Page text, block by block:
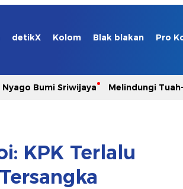
detikX Kolom Blak blakan Pro
Nyago Bumi Sriwijaya Melindungi
KPK Terlalu